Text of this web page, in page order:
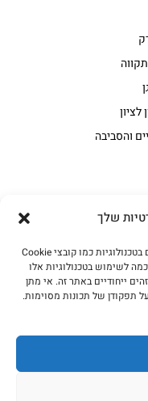
שלך
כדי לספק את החוויה הטובה ביותר, אנו משתמשים בטכנולוגיות כמו קובצי Cookie
לשימוש בטכנולוגיות אלו
ייחודיים באתר זה. אי מתן
תפקודן של תכונות מסוימות.
משובח
לציון
והסביבה